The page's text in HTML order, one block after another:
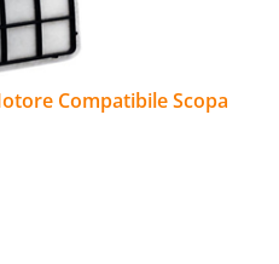
Compatibile Scopa